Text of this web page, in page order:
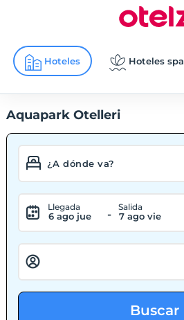
Hoteles Hoteles spa
Aquapark Otelleri
Llegada
6 ago jue -
Salida
7 ago vie
Buscar